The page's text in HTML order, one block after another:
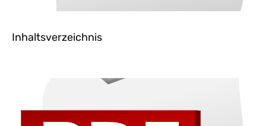
Inhaltsverzeichnis